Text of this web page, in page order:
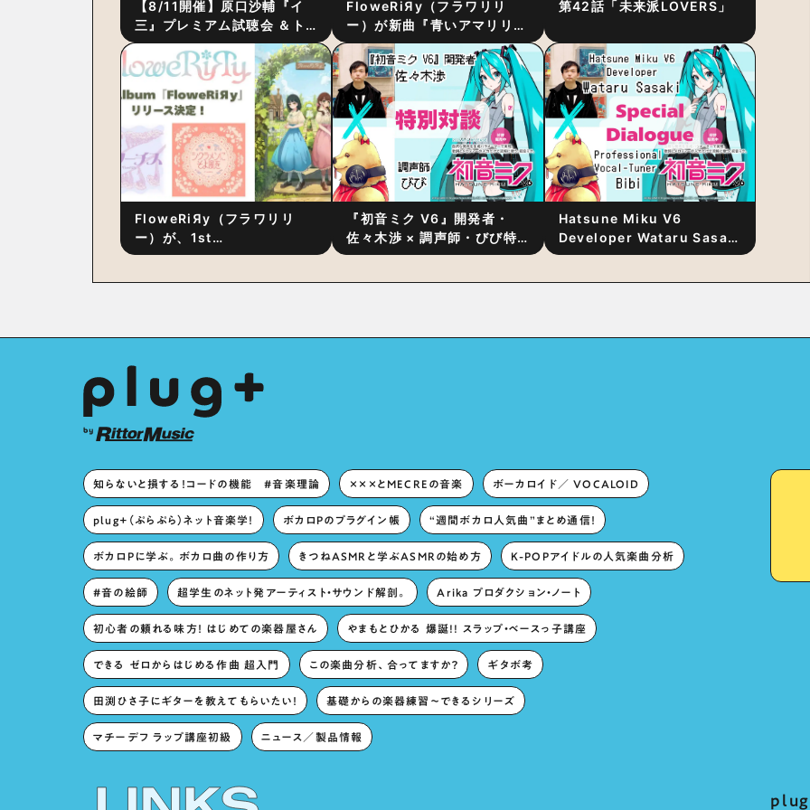
【8/11開催】原口沙輔『イ
三』プレミアム試聴会 ＆ト
ーク・セッション 〜完成直
後の“ピュアな原音体験”と制
作秘話
FloweRiЯy（フラワリリ
ー）が新曲『青いアマリリ
ス』をリリース！1stアルバ
ム詳細も発表
第42話「未来派LOVERS」
FloweRiЯy（フラワリリ
ー）が、1st
Album『FloweRiЯy』を9
『初音ミク V6』開発者・
佐々木渉 × 調声師・びび特
別対談 〜豊かな歌声表現の
Hatsune Miku V6
Developer Wataru Sasaki
× Professional Vocal-
知らないと損する！コードの機能 #音楽理論 ×××とMECREの音楽 ボーカロイド／ VOCALOID
plug+（ぷらぷら）ネット音楽学！ ボカロPのプラグイン帳 “週間ボカロ人気曲”まとめ通信！
ボカロPに学ぶ。ボカロ曲の作り方 きつねASMRと学ぶASMRの始め方 K-POPアイドルの人気楽曲分析
#音の絵師 超学生のネット発アーティスト・サウンド解剖。 Arika プロダクション・ノート
初心者の頼れる味方！ はじめての楽器屋さん やまもとひかる 爆誕!! スラップ・ベースっ子講座
できる ゼロからはじめる作曲 超入門 この楽曲分析、合ってますか？ ギタボ考
田渕ひさ子にギターを教えてもらいたい！ 基礎からの楽器練習〜できるシリーズ
マチーデフ ラップ講座初級 ニュース／製品情報